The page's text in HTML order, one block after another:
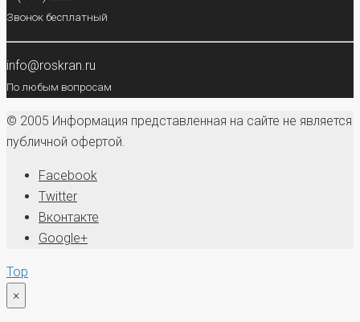
Звонок бесплатный
info@roskran.ru
По любым вопросам
© 2005 Информация представленная на сайте не является
публичной офертой.
Facebook
Twitter
Вконтакте
Google+
Top
×